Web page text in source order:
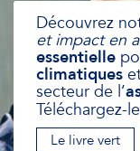
Découvrez
et impact en
essentielle
climatiques
secteur de l’
Téléchargez-
Le livre vert